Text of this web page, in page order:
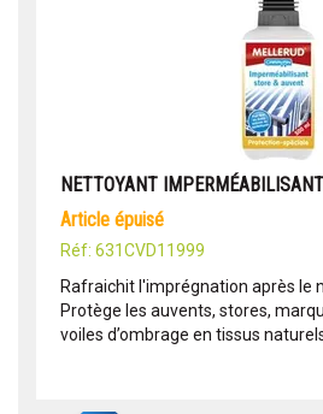
NETTOYANT
article épuisé
Réf: 631CVD11999
Rafraichit l'imprégnation après le
Protège les auvents, stores,
voiles d’ombrage en tissus